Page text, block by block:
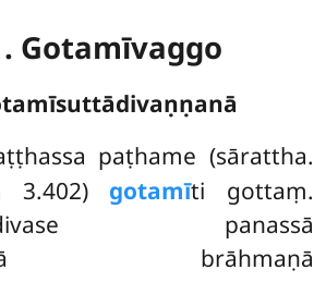
Gotamīvaggo
paṭhame (sārattha.
3.402) gotamīti gottaṃ.
panassā
brāhmaṇā